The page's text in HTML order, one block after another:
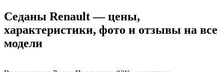
Седаны Renault — цены,
характеристики, фото и отзывы на все
модели